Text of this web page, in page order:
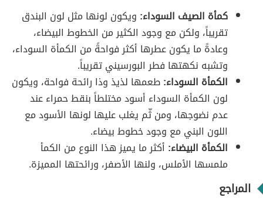
كمأة الصيف السوداء: ويكون لونها مثل لون البندق
تقريباً، ولكن مع وجود الكثير من الخطوط البيضاء،
وعادةً ما يكون عطرها أكثر فواحةً من الكمأة السوداء،
وتشبه نكهتها فطر البورسيني تقريباً.
الكمأة السوداء:طعمها لذيذ وذا رائحة فواحة، ويكون
لون الكمأة السوداء أسود مختلطاً بنقط حمراء عند
عدم نضوجها، ومن ثّم يغلب عليها لونها الأسود مع
اللون البني مع وجود خطوط بيضاء.
الكمأة البيضاء: أكثر ما يميز هذا النوع من الكمأ
ملمسها الأملس، ولنها الأصفر، ورائحتها المميزة.
المراجع